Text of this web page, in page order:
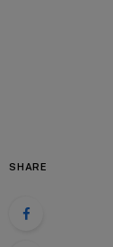
SHARE